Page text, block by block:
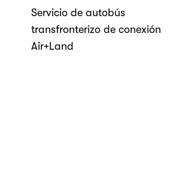
Servicio de autobús
transfronterizo de conexión
Air+Land